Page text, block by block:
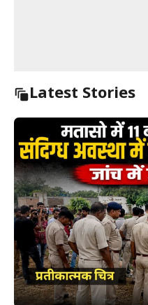
Latest Stories